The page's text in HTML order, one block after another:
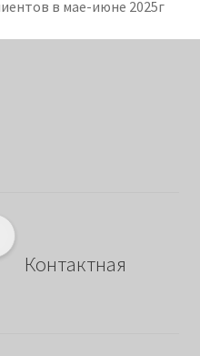
в мае-июне 2025г
Контактная